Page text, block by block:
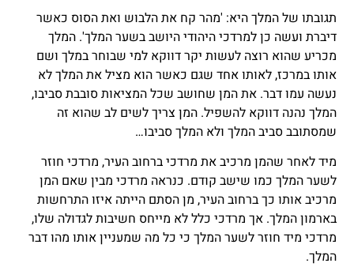
תגובתו של המלך היא: 'מהר קח את הלבוש ואת הסוס כאשר
דיברת ועשה כן למרדכי היהודי היושב בשער המלך'. המלך
מכריע שהוא רוצה לעשות יקר דווקא למי שבוחר במלך ושם
אותו במרכז, לאותו אחד שגם כאשר הוא מציל את המלך לא
נעשה עמו דבר. את המן שחושב שכל המציאות סובבת סביבו,
המלך נהנה דווקא להשפיל. המן צריך לשים לב שהוא זה
שמסתובב סביב המלך ולא המלך סביבו…
מיד לאחר שהמן מרכיב את מרדכי ברחוב העיר, מרדכי חוזר
לשער המלך כמו שישב קודם. כנראה מרדכי מבין שאם המן
מרכיב אותו כך ברחוב העיר, מן הסתם הייתה איזו התרחשות
בארמון המלך. אך מרדכי כלל לא מייחס חשיבות לגדולה שלו,
מרדכי מיד חוזר לשער המלך כי כל מה שמעניין אותו מהו דבר
המלך.